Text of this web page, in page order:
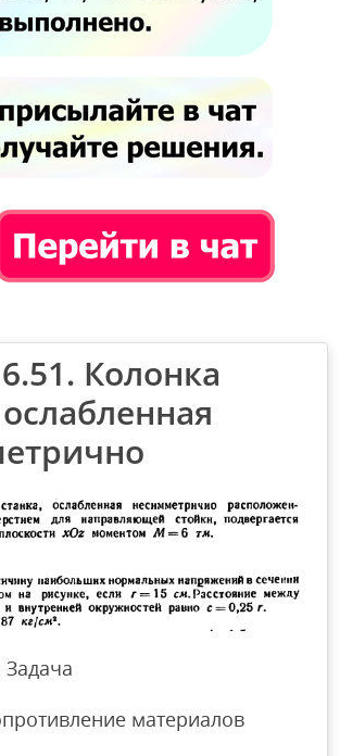
Колонка
Задача
материалов